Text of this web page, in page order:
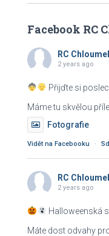
l
d
á
v
n
Facebook RC
RC
2 years ago
Přijďte si
Máme tu skvělou
Fotografie
Vidět na Facebooku ·
RC
2 years ago
Halloweenská
Máte dost odvahy